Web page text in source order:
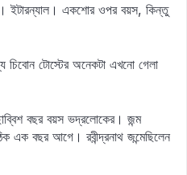
ইটারন্যাল। একশোর ওপর বয়স, কিন্তু
চিবোন টোস্টের অনেকটা এখনো গেলা
বছর বয়স ভদ্রলোকের। জন্ম
এক বছর আগে। রবীন্দ্রনাথ জন্মেছিলেন